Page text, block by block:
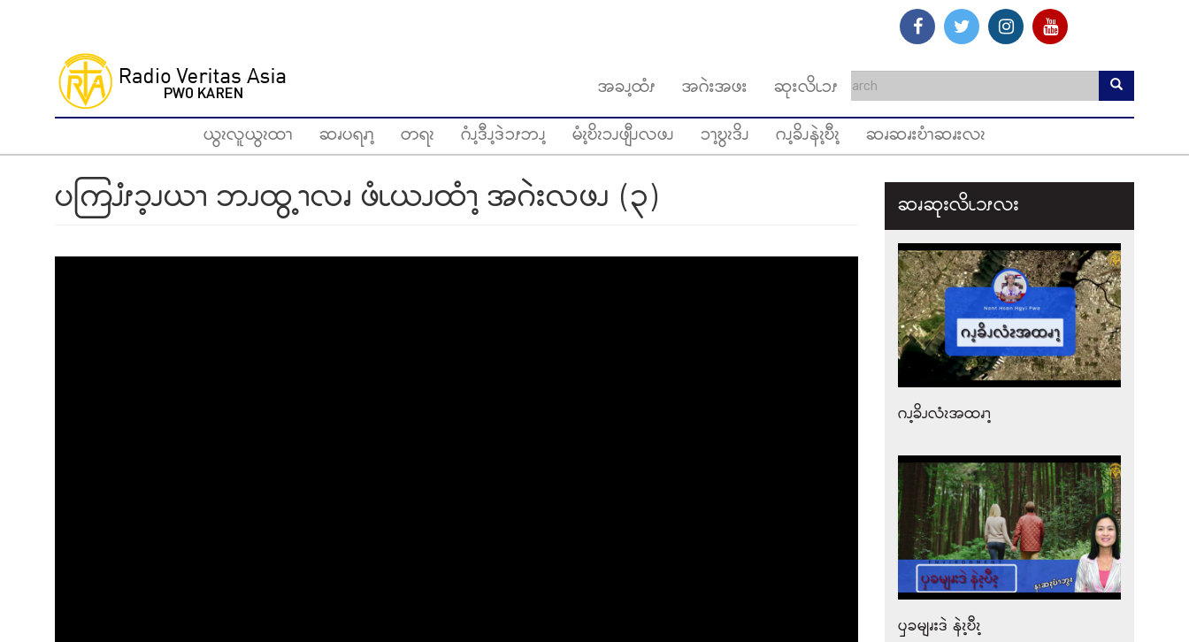
အခၪ့ထံၭ အဂဲးအဖး
ဆုးလိၬၥၭ
ယွၩလူယွၩထၫ
ဆၧပရၧၫ့ တရၩ ဂံၪ့ဒီၪ့ဒဲၥၭဘၪ့ မံၩ့ဎိၩၥၪဖျီၪလဖၪ ၥၫ့ဎွၩဒိၪ ဂၪ့ခိၪနဲၩ့ဎီၩ့ ဆၧဆၧးဎံၫဆၧးလၩ
ပကြၨၭၥ့ၪယၫ ဘၪထွ့ၫလၧ ဖံၬယၪထံၫ့ အဂဲးလဖၪ (၃) ဆၧဆုးလိၬ၁ၭလး
ဂၪ့ခိၪလံၩအထၧၫ့
ၦခမျၧးဒဲ နဲၩ့ဎီၩ့